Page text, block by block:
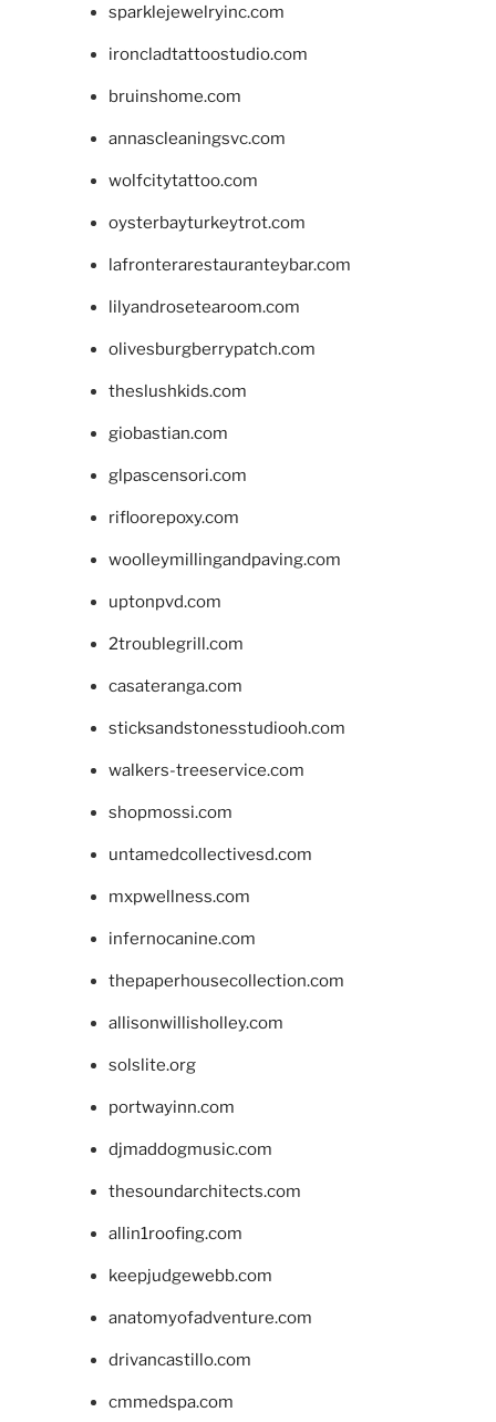
sparklejewelryinc.com
ironcladtattoostudio.com
bruinshome.com
annascleaningsvc.com
wolfcitytattoo.com
oysterbayturkeytrot.com
lafronterarestauranteybar.com
lilyandrosetearoom.com
olivesburgberrypatch.com
theslushkids.com
giobastian.com
glpascensori.com
rifloorepoxy.com
woolleymillingandpaving.com
uptonpvd.com
2troublegrill.com
casateranga.com
sticksandstonesstudiooh.com
walkers-treeservice.com
shopmossi.com
untamedcollectivesd.com
mxpwellness.com
infernocanine.com
thepaperhousecollection.com
allisonwillisholley.com
solslite.org
portwayinn.com
djmaddogmusic.com
thesoundarchitects.com
allin1roofing.com
keepjudgewebb.com
anatomyofadventure.com
drivancastillo.com
cmmedspa.com